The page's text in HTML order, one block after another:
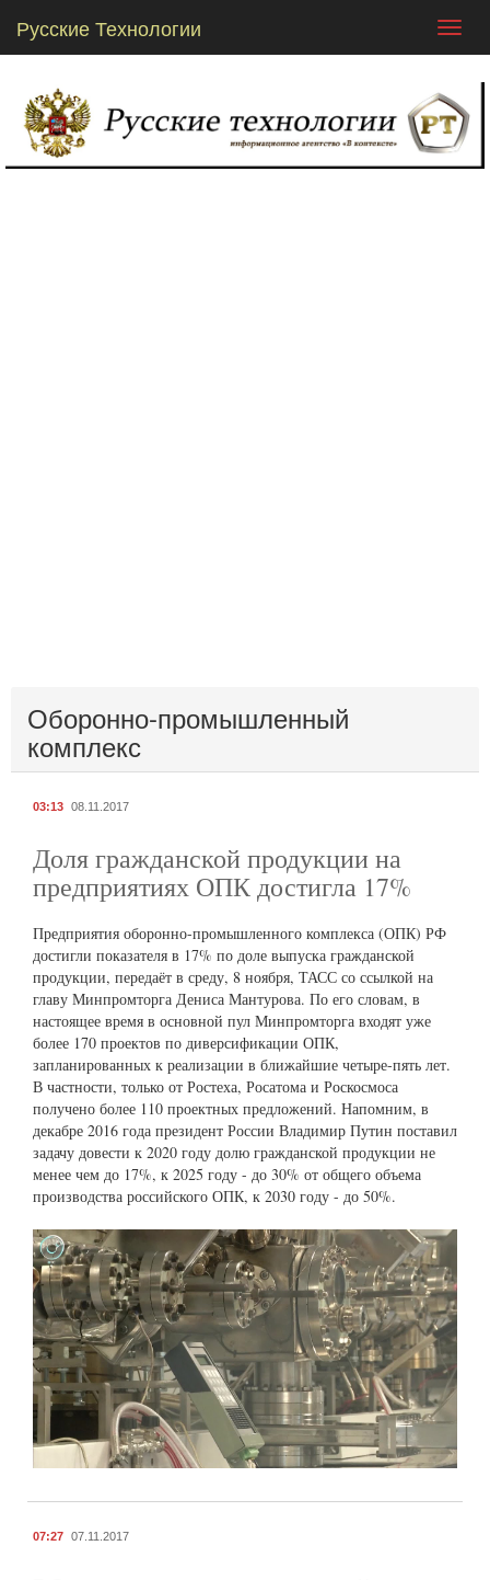
Русские Технологии
Оборонно-промышленный
комплекс
03:13 08.11.2017
Доля гражданской продукции на
предприятиях ОПК достигла 17%
Предприятия оборонно-промышленного комплекса (ОПК) РФ
достигли показателя в 17% по доле выпуска гражданской
продукции, передаёт в среду, 8 ноября, ТАСС со ссылкой на
главу Минпромторга Дениса Мантурова. По его словам, в
настоящее время в основной пул Минпромторга входят уже
более 170 проектов по диверсификации ОПК,
запланированных к реализации в ближайшие четыре-пять лет.
В частности, только от Ростеха, Росатома и Роскосмоса
получено более 110 проектных предложений. Напомним, в
декабре 2016 года президент России Владимир Путин поставил
задачу довести к 2020 году долю гражданской продукции не
менее чем до 17%, к 2025 году - до 30% от общего объема
производства российского ОПК, к 2030 году - до 50%.
07:27 07.11.2017